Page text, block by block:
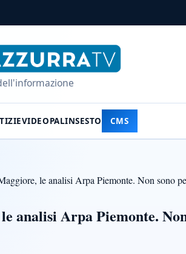
VIDEOPALINSESTO CMS
le analisi Arpa Piemonte. Non sono
analisi Arpa Piemonte.